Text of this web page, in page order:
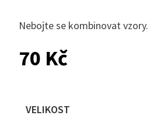
Nebojte se kombinovat vzory.
70 Kč
VELIKOST